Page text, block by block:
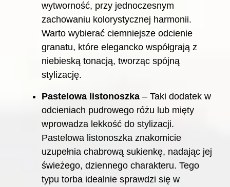
wytworność, przy jednoczesnym
zachowaniu kolorystycznej harmonii.
Warto wybierać ciemniejsze odcienie
granatu, które elegancko współgrają z
niebieską tonacją, tworząc spójną
stylizację.
Pastelowa listonoszka – Taki dodatek w
odcieniach pudrowego różu lub mięty
wprowadza lekkość do stylizacji.
Pastelowa listonoszka znakomicie
uzupełnia chabrową sukienkę, nadając jej
świeżego, dziennego charakteru. Tego
typu torba idealnie sprawdzi się w